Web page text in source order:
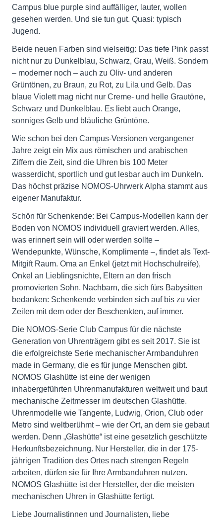
Campus blue purple sind auffälliger, lauter, wollen
gesehen werden. Und sie tun gut. Quasi: typisch
Jugend.
Beide neuen Farben sind vielseitig: Das tiefe Pink passt
nicht nur zu Dunkelblau, Schwarz, Grau, Weiß. Sondern
– moderner noch – auch zu Oliv- und anderen
Grüntönen, zu Braun, zu Rot, zu Lila und Gelb. Das
blaue Violett mag nicht nur Creme- und helle Grautöne,
Schwarz und Dunkelblau. Es liebt auch Orange,
sonniges Gelb und bläuliche Grüntöne.
Wie schon bei den Campus-Versionen vergangener
Jahre zeigt ein Mix aus römischen und arabischen
Ziffern die Zeit, sind die Uhren bis 100 Meter
wasserdicht, sportlich und gut lesbar auch im Dunkeln.
Das höchst präzise NOMOS-Uhrwerk Alpha stammt aus
eigener Manufaktur.
Schön für Schenkende: Bei Campus-Modellen kann der
Boden von NOMOS individuell graviert werden. Alles,
was erinnert sein will oder werden sollte –
Wendepunkte, Wünsche, Komplimente –, findet als Text-
Mitgift Raum. Oma an Enkel (jetzt mit Hochschulreife),
Onkel an Lieblingsnichte, Eltern an den frisch
promovierten Sohn, Nachbarn, die sich fürs Babysitten
bedanken: Schenkende verbinden sich auf bis zu vier
Zeilen mit dem oder der Beschenkten, auf immer.
Die NOMOS-Serie Club Campus für die nächste
Generation von Uhrenträgern gibt es seit 2017. Sie ist
die erfolgreichste Serie mechanischer Armbanduhren
made in Germany, die es für junge Menschen gibt.
NOMOS Glashütte ist eine der wenigen
inhabergeführten Uhrenmanufakturen weltweit und baut
mechanische Zeitmesser im deutschen Glashütte.
Uhrenmodelle wie Tangente, Ludwig, Orion, Club oder
Metro sind weltberühmt – wie der Ort, an dem sie gebaut
werden. Denn „Glashütte“ ist eine gesetzlich geschützte
Herkunftsbezeichnung. Nur Hersteller, die in der 175-
jährigen Tradition des Ortes nach strengen Regeln
arbeiten, dürfen sie für Ihre Armbanduhren nutzen.
NOMOS Glashütte ist der Hersteller, der die meisten
mechanischen Uhren in Glashütte fertigt.
Liebe Journalistinnen und Journalisten, liebe